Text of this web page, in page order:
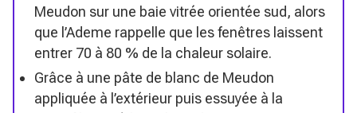
Meudon sur une baie vitrée orientée sud, alors
que l’Ademe rappelle que les fenêtres laissent
entrer 70 à 80 % de la chaleur solaire.
Grâce à une pâte de blanc de Meudon
appliquée à l’extérieur puis essuyée à la